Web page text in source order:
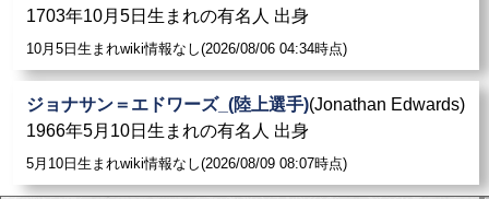
1703年10月5日生まれの有名人 出身
10月5日生まれwiki情報なし(2026/08/06 04:34時点)
ジョナサン＝エドワーズ_(陸上選手)(Jonathan Edwards)
1966年5月10日生まれの有名人 出身
5月10日生まれwiki情報なし(2026/08/09 08:07時点)